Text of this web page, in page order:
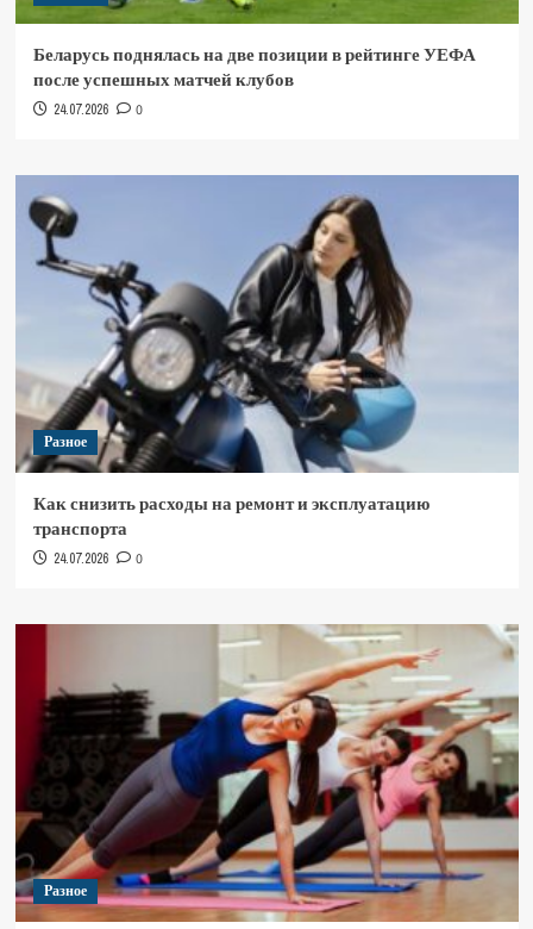
Беларусь поднялась на две позиции в рейтинге УЕФА
после успешных матчей клубов
24.07.2026 0
Разное
Как снизить расходы на ремонт и эксплуатацию
транспорта
24.07.2026 0
Разное